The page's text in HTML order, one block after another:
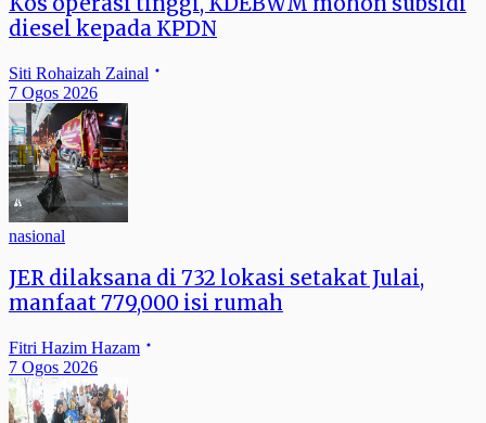
diesel kepada KPDN
Siti Rohaizah Zainal
7 Ogos 2026
nasional
JER dilaksana di 732 lokasi setakat Julai,
manfaat 779,000 isi rumah
Fitri Hazim Hazam
7 Ogos 2026